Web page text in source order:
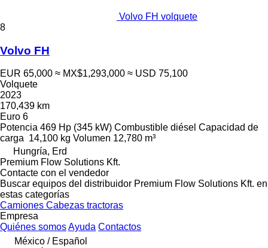
Volvo FH volquete
8
Volvo FH
EUR 65,000 ≈ MX$1,293,000 ≈ USD 75,100
Volquete
2023
170,439 km
Euro 6
Potencia 469 Hp (345 kW) Combustible diésel Capacidad de
carga 14,100 kg Volumen 12,780 m³
Hungría, Erd
Premium Flow Solutions Kft.
Contacte con el vendedor
Buscar equipos del distribuidor Premium Flow Solutions Kft. en
estas categorías
Camiones Cabezas tractoras
Empresa
Quiénes somosAyuda Contactos
México / Español